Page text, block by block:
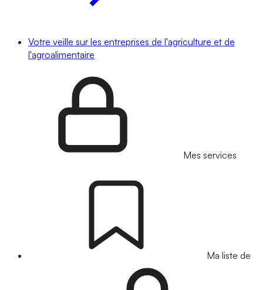
Votre veille sur les entreprises de l'agriculture et de
l'agroalimentaire
Mes services
Ma liste de